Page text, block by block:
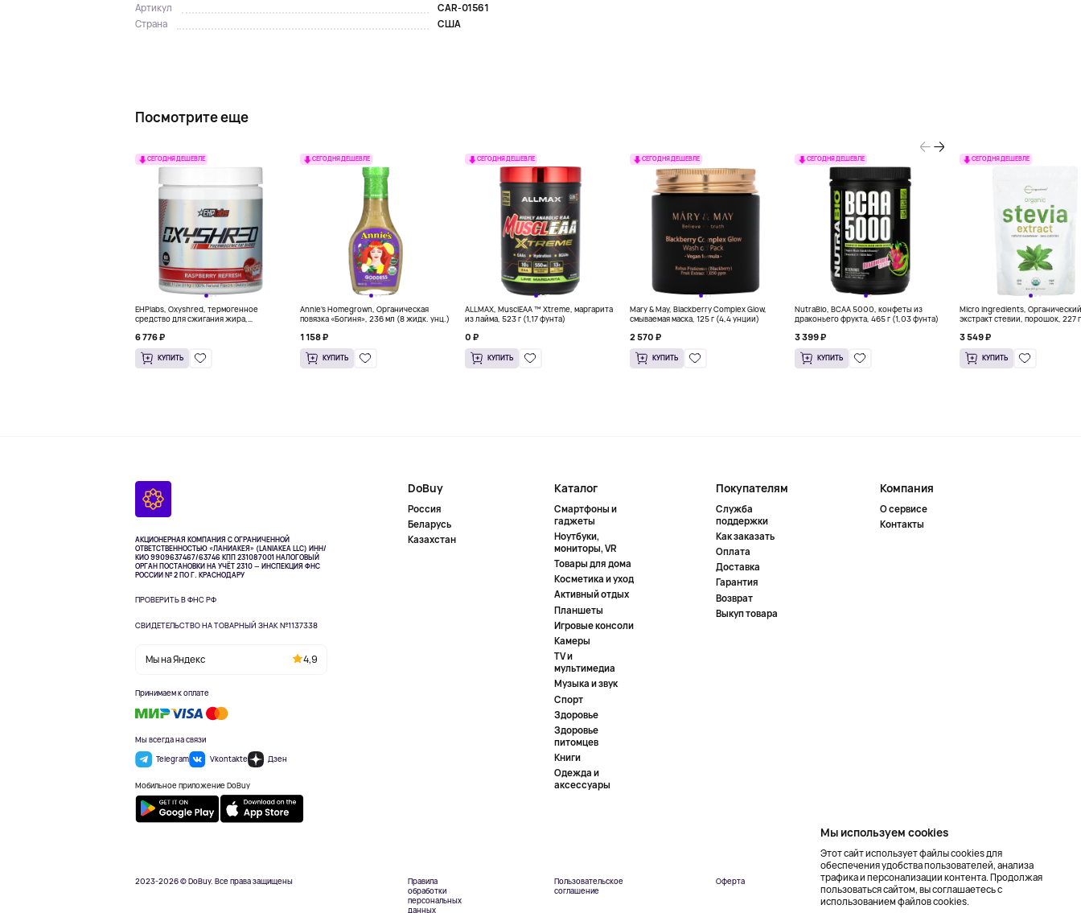
Артикул
CAR-01561
Страна
США
Посмотрите еще
СЕГОДНЯ ДЕШЕВЛЕ
EHPlabs, Oxyshred, термогенное
средство для сжигания жира,
унции)
6 776 ₽
КУПИТЬ
СЕГОДНЯ ДЕШЕВЛЕ
Annie's Homegrown, Органическая
повязка «Богиня», 236 мл (8 жидк. унц.)
1 158 ₽
КУПИТЬ
СЕГОДНЯ ДЕШЕВЛЕ
ALLMAX, MusclEAA ™ Xtreme, маргарита
из лайма, 523 г (1,17 фунта)
0 ₽
КУПИТЬ
СЕГОДНЯ ДЕШЕВЛЕ
Mary & May, Blackberry Complex Glow,
смываемая маска, 125 г (4,4 унции)
2 570 ₽
КУПИТЬ
СЕГОДНЯ ДЕШЕВЛЕ
NutraBio, BCAA 5000, конфеты из
драконьего фрукта, 465 г (1,03 фунта)
3 399 ₽
КУПИТЬ
СЕГОДНЯ ДЕШЕВЛЕ
Micro Ingredients, Органический
экстракт стевии, порошок, 227
3 549 ₽
КУПИТЬ
АКЦИОНЕРНАЯ КОМПАНИЯ С ОГРАНИЧЕННОЙ
ОТВЕТСТВЕННОСТЬЮ «ЛАНИАКЕЯ» (LANIAKEA LLC) ИНН/
КИО 9909637467/63746 КПП 231087001НАЛОГОВЫЙ
ОРГАН ПОСТАНОВКИ НА УЧЁТ 2310 — ИНСПЕКЦИЯ ФНС
РОССИИ № 2 ПО Г. КРАСНОДАРУ
ПРОВЕРИТЬ В ФНС РФ
СВИДЕТЕЛЬСТВО НА ТОВАРНЫЙ ЗНАК №1137338
Мы на Яндекс 4,9
Принимаем к оплате
Мы всегда на связи
Telegram
Vkontakte Дзен
Мобильное приложение DoBuy
DoBuy
Россия
Беларусь
Казахстан
Каталог
Смартфоны и
гаджеты
Ноутбуки,
мониторы, VR
Товары для дома
Косметика и уход
Активный отдых
Планшеты
Игровые консоли
Камеры
TV и
мультимедиа
Музыка и звук
Спорт
Здоровье
Здоровье
питомцев
Книги
Одежда и
аксессуары
Покупателям
Служба
поддержки
Как заказать
Оплата
Доставка
Гарантия
Возврат
Выкуп товара
Компания
О сервисе
Контакты
2023-2026 © DoBuy. Все права защищены
Правила
обработки
персональных
данных
Пользовательское
соглашение
Оферта
Создание сайта –
NetLab
Мы используем cookies
Этот сайт использует файлы cookies для
обеспечения удобства пользователей, анализа
трафика и персонализации контента. Продолжая
пользоваться сайтом, вы соглашаетесь с
использованием файлов cookies.